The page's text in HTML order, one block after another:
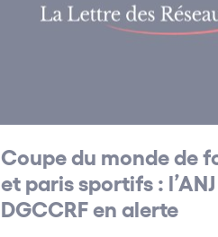
Coupe du monde de
et paris sportifs :
DGCCRF en alerte